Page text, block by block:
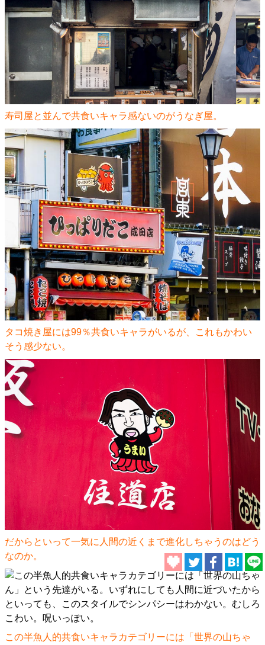
寿司屋と並んで共食いキャラ感ないのがうなぎ屋。
タコ焼き屋には99％共食いキャラがいるが、これもかわい
そう感少ない。
だからといって一気に人間の近くまで進化しちゃうのはどう
なのか。
この半魚人的共食いキャラカテゴリーには「 世界の山ちゃ